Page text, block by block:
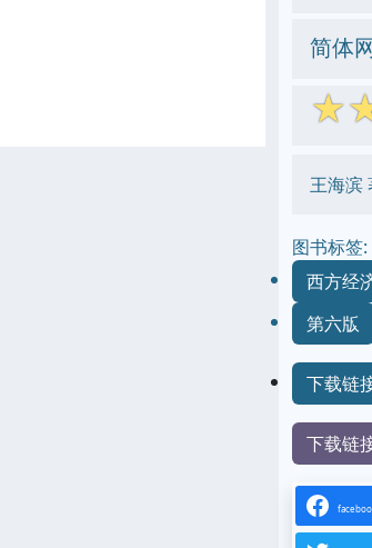
简体
☆
王海滨
图书标签:
西方经
第六版
下载链
下载链